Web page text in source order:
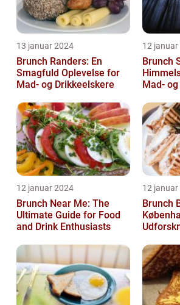
13 januar 2024
Brunch Randers: En
Smagfuld Oplevelse for
Mad- og Drikkeelskere
12
Brunch
Mad-
12 januar 2024
Brunch Near Me: The
Ultimate Guide for Food
and Drink Enthusiasts
12
Brunch